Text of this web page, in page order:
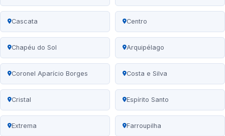
Cascata Centro
Chapéu do Sol Arquipélago
Coronel Aparício Borges Costa e Silva
Cristal Espírito Santo
Extrema Farroupilha